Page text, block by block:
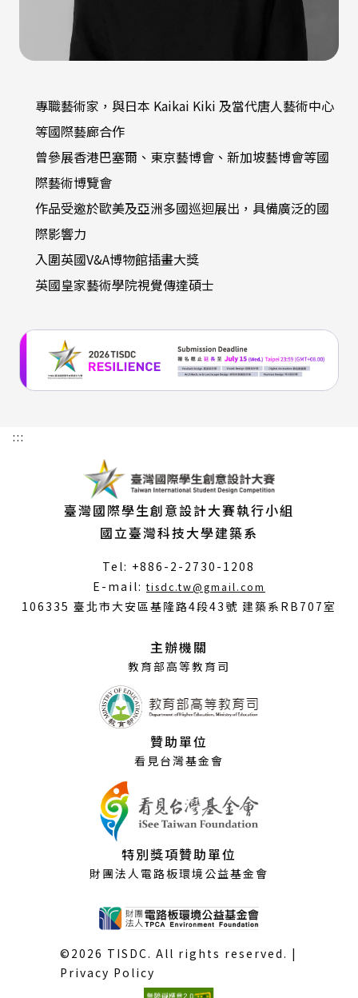
專職藝術家，與日本 Kaikai Kiki 及當代唐人藝術中心
等國際藝廊合作
曾參展香港巴塞爾、東京藝博會、新加坡藝博會等國
際藝術博覽會
作品受邀於歐美及亞洲多國巡迴展出，具備廣泛的國
際影響力
入圍英國V&A博物館插畫大獎
英國皇家藝術學院視覺傳達碩士
:::
臺灣國際學生創意設計大賽執行小組
國立臺灣科技大學建築系
Tel: +886-2-2730-1208
E-mail:tisdc.tw@gmail.com
開
106335 臺北市大安區基隆路4段43號 建築系RB707室
主辦機關
教育部高等教育司
贊助單位
看見台灣基金會
特別獎項贊助單位
財團法人電路板環境公益基金會
©2026 TISDC. All rights reserved. |
Privacy Policy